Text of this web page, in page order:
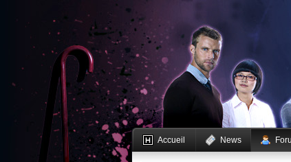
Accueil News